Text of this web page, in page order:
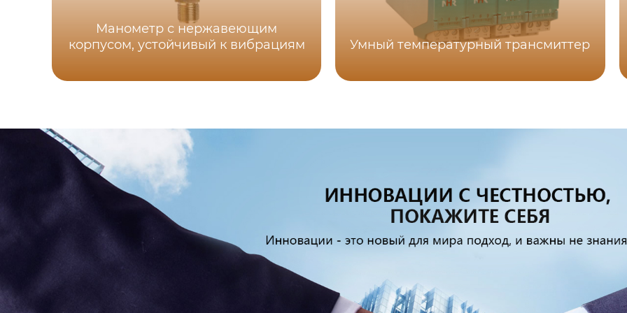
Манометр с нержавеющим
корпусом, устойчивый к вибрациям
Умный температурный трансмиттер